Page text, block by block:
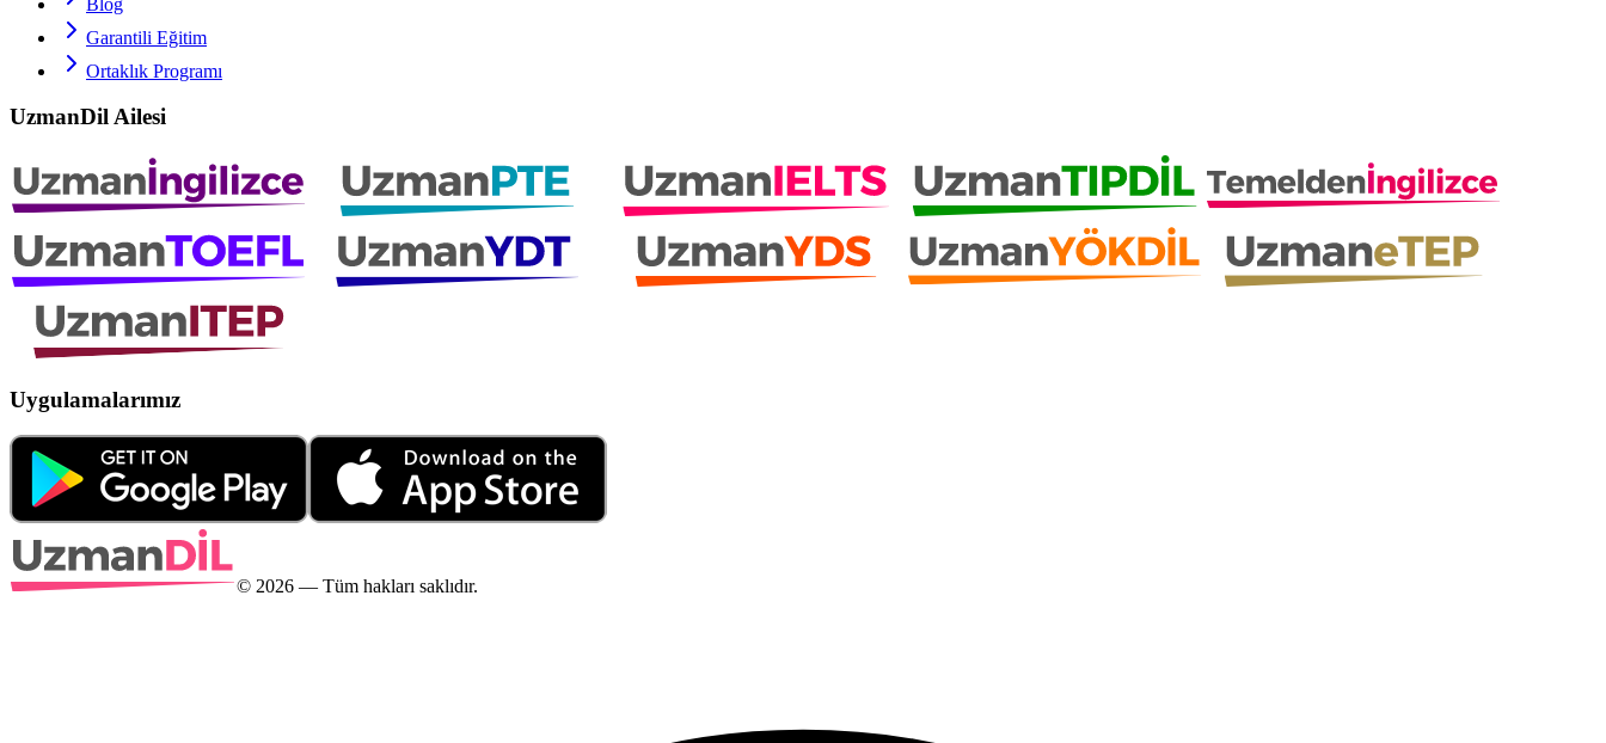
Garantili Eğitim
Ortaklık Programı
UzmanDil Ailesi
Uygulamalarımız
© 2026 — Tüm hakları saklıdır.